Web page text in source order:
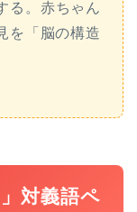
る。赤ちゃん
を「脳の構造
対義語ペ